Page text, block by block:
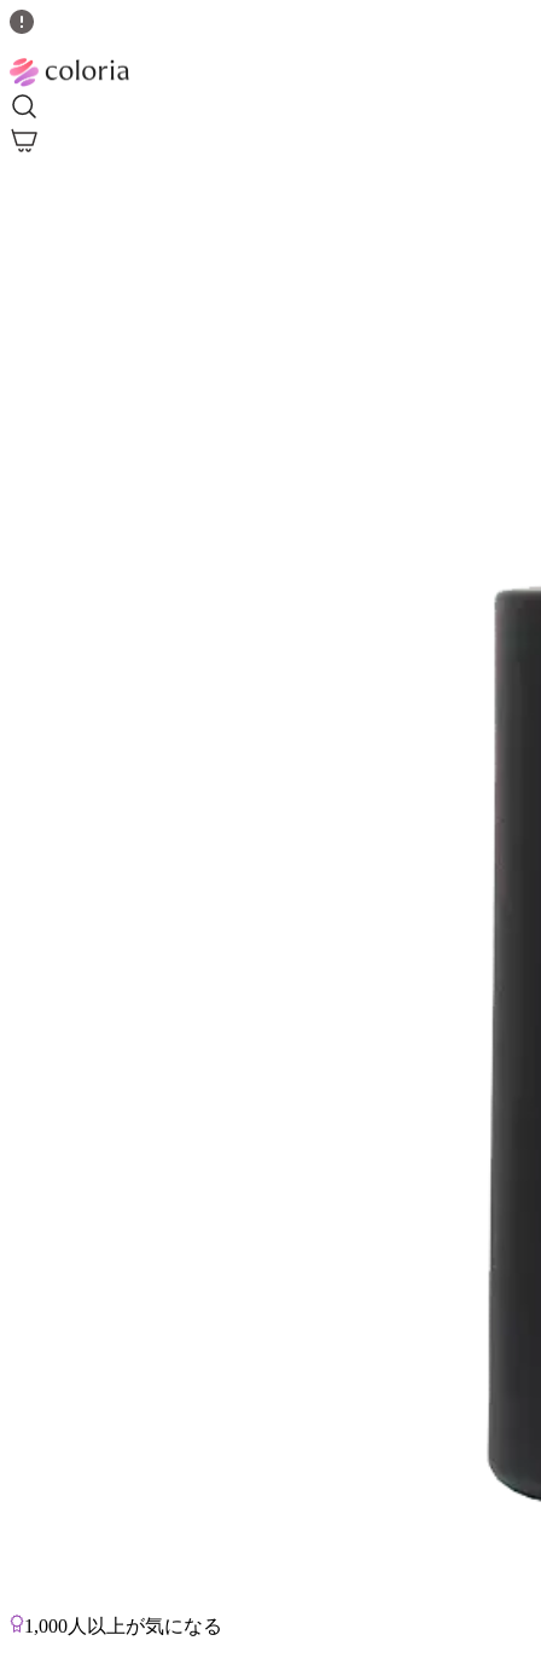
1,000人以上が気になる